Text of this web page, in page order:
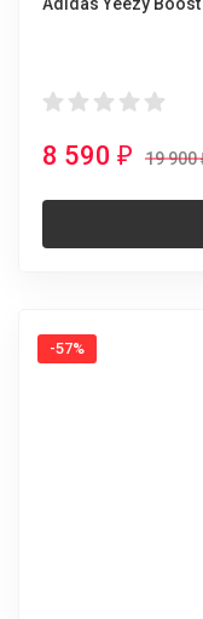
8 590 ₽ 19 900
-57%